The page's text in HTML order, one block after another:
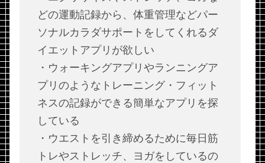
どの運動記録から、体重管理などパー
ソナルカラダサポートをしてくれるダ
イエットアプリが欲しい
・ウォーキングアプリやランニングア
プリのようなトレーニング・フィット
ネスの記録ができる簡単なアプリを探
している
・ウエストを引き締めるために毎日筋
トレやストレッチ、ヨガをしているの